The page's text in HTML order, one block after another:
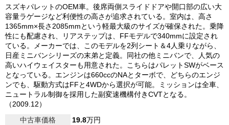
スズキパレットのOEM車。後席両側スライドドアや開口部の広い大
容量ラゲージなど利便性の高さが追求されている。室内は、高さ
1365mm×長さ2085mmという軽最大級のサイズが確保された。乗降
性にも配慮され、リアステップは、FFモデルで340mmに設定され
ている。メーカーでは、このモデルを2列シート＆4人乗りながら、
日産ミニバンシリーズの末弟と定義。同社の他ミニバンで、人気の
高いハイウェイスターも用意された。こちらはパレットSWがベース
となっている。エンジンは660ccのNAとターボで、どちらのエンジ
ンでも、駆動方式はFFと4WDから選択が可能。ミッションは全車、
ニュートラル制御を採用した副変速機構付きCVTとなる。
（2009.12）
中古車価格
19.8万円